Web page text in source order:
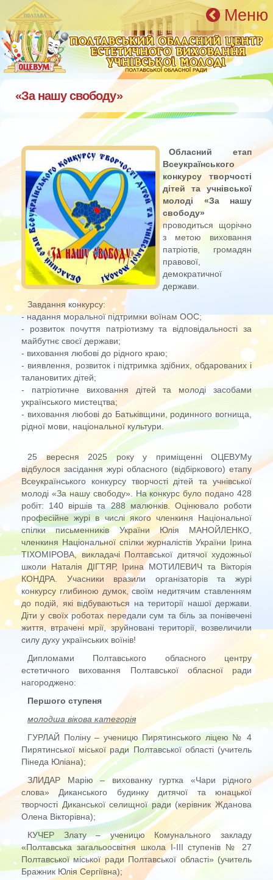
Перейти к основному содержанию Меню
«За нашу свободу»
Обласний етап
Всеукраїнського
конкурсу творчості
дітей та учнівської
молоді «За нашу
свободу»
проводиться щорічно
з метою виховання
патріотів, громадян
правової,
демократичної
держави.
Завдання конкурсу:
- надання моральної підтримки воїнам ООС;
- розвиток почуття патріотизму та відповідальності за
майбутнє своєї держави;
- виховання любові до рідного краю;
- виявлення, розвиток і підтримка здібних, обдарованих і
талановитих дітей;
- патріотичне виховання дітей та молоді засобами
українського мистецтва;
- виховання любові до Батьківщини, родинного вогнища,
рідної мови, національної культури.
25 вересня 2025 року у приміщенні ОЦЕВУМу
відбулося засідання журі обласного (відбіркового) етапу
Всеукраїнського конкурсу творчості дітей та учнівської
молоді «За нашу свободу». На конкурс було подано 428
робіт: 140 віршів та 288 малюнків. Оцінювало роботи
професійне журі в числі якого членкиня Національної
спілки письменників України Юлія МАНОЙЛЕНКО,
членкиня Національної спілки журналістів України Ірина
ТІХОМІРОВА, викладачі Полтавської дитячої художньої
школи Наталія ДІГТЯР, Ірина МОТИЛЕВИЧ та Вікторія
КОНДРА. Учасники вразили організаторів та журі
конкурсу глибиною думок, своїм недитячим ставленням
до подій, які відбуваються на території нашої держави.
Діти у своїх роботах передали сум та біль за понівечені
життя, втрачені мрії, зруйновані території, возвеличили
силу духу українських воїнів!
Дипломами Полтавського обласного центру
естетичного виховання Полтавської обласної ради
нагороджено:
Першого ступеня
молодша вікова категорія
ГУРЛАЙ Поліну – ученицю Пирятинського ліцею № 4
Пирятинської міської ради Полтавської області (учитель
Пінеда Юліана);
ЗЛИДАР Марію – вихованку гуртка «Чари рідного
слова» Диканського будинку дитячої та юнацької
творчості Диканської селищної ради (керівник Жданова
Олена Вікторівна);
КУЧЕР Злату – ученицю Комунального закладу
«Полтавська загальоосвітня школа І-ІІІ ступенів № 27
Полтавської міської ради Полтавської області» (учитель
Бражник Юлія Сергіївна);